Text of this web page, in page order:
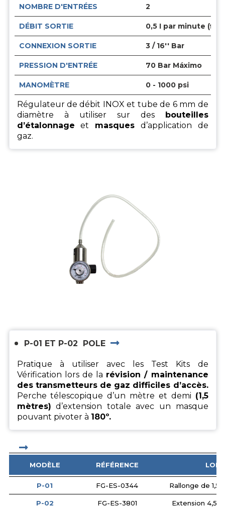
NOMBRE D'ENTRÉES
DÉBIT SORTIE
CONNEXION SORTIE
PRESSION D'ENTRÉE
MANOMÈTRE
2
0,5 I par minute
3 / 16'' Bar
70 Bar Máximo
0 - 1000 psi
Régulateur de débit INOX et tube de 6 mm de
diamètre à utiliser sur des
bouteilles
d’étalonnage et masques d’application de
gaz.
P-01 ET P-02 POLE
Pratique à utiliser avec les Test Kits de
Vérification lors de la révision / maintenance
des transmetteurs de gaz difficiles d’accès.
Perche télescopique d’un mètre et demi (1,5
mètres) d’extension totale avec un masque
pouvant pivoter à 180º.
MODÈLE RÉFÉRENCE
P-01 FG-ES-0344 Rallonge de 1,5
P-02 FG-ES-3801 Extension 4,5